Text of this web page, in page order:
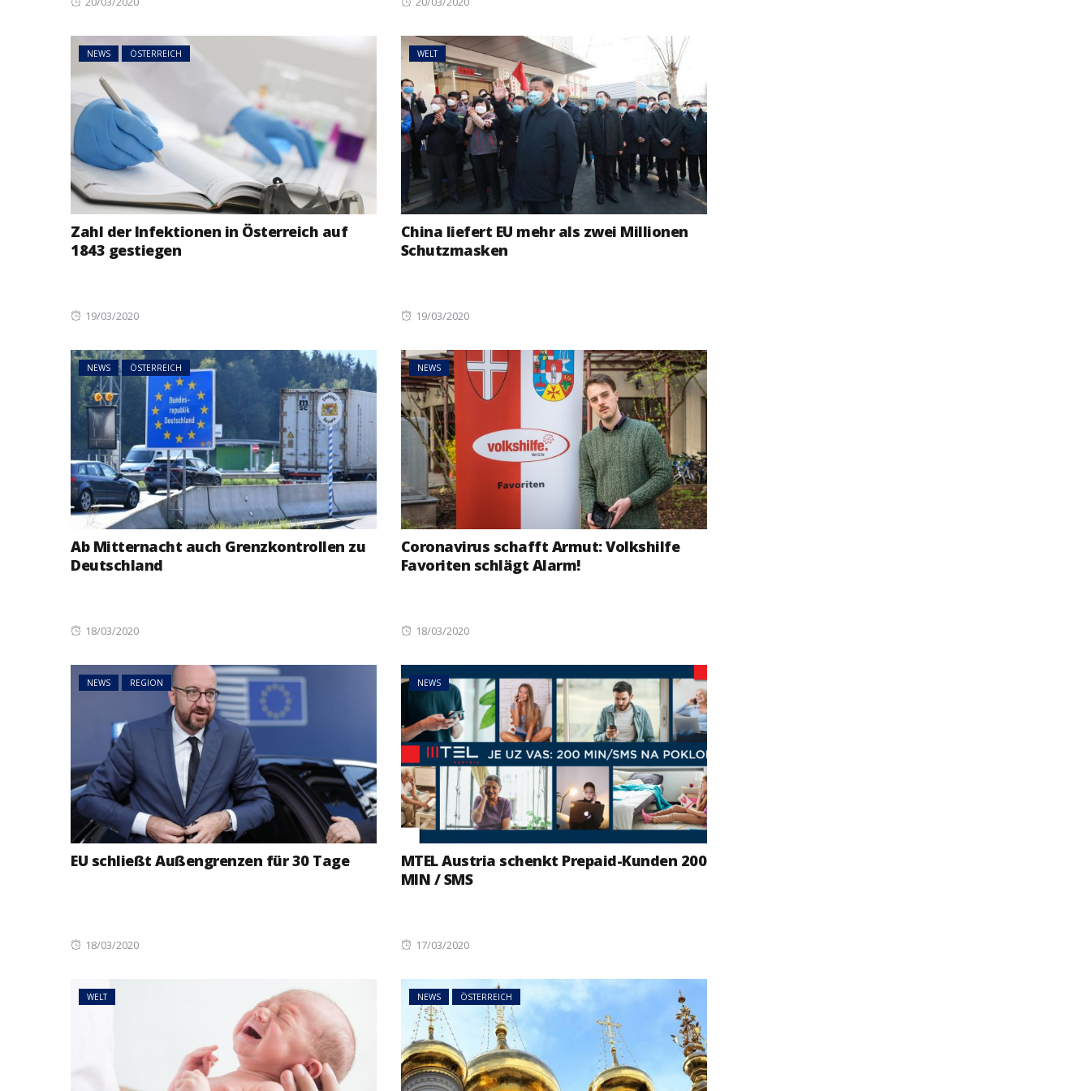
NEWS ÖSTERREICH
Zahl der Infektionen in Österreich auf
1843 gestiegen
Posted
19/03/2020
WELT
China liefert EU mehr als zwei Millionen
Schutzmasken
Posted
19/03/2020
NEWS ÖSTERREICH
Ab Mitternacht auch Grenzkontrollen zu
Deutschland
Posted
18/03/2020
NEWS
Coronavirus schafft Armut: Volkshilfe
Favoriten schlägt Alarm!
Posted
18/03/2020
NEWS REGION
EU schließt Außengrenzen für 30 Tage
Posted
18/03/2020
NEWS
MTEL Austria schenkt Prepaid-Kunden 200
MIN / SMS
Posted
17/03/2020
WELT NEWS ÖSTERREICH